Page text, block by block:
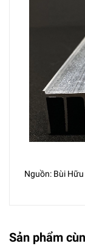
Nguồn: Bùi Hữu
Sản phẩm